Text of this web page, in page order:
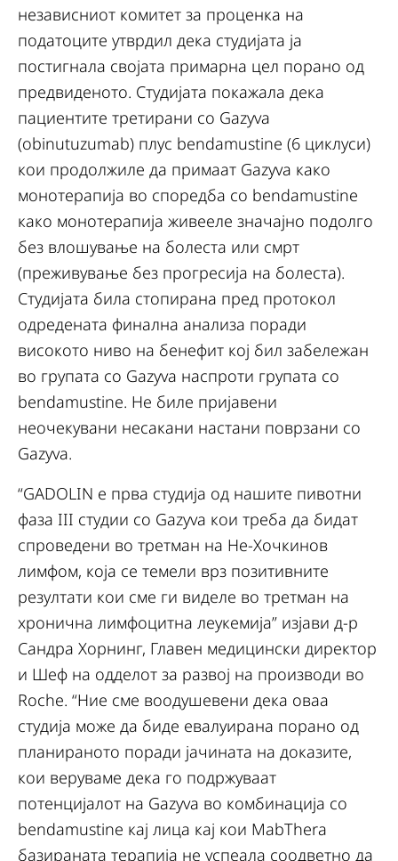
независниот комитет за проценка на
податоците утврдил дека студијата ја
постигнала својата примарна цел порано од
предвиденото. Студијата покажала дека
пациентите третирани со Gazyva
(obinutuzumab) плус bendamustine (6 циклуси)
кои продолжиле да примаат Gazyva како
монотерапија во споредба со bendamustine
како монотерапија живееле значајно подолго
без влошување на болеста или смрт
(преживување без прогресија на болеста).
Студијата била стопирана пред протокол
одредената финална анализа поради
високото ниво на бенефит кој бил забележан
во групата со Gazyva наспроти групата со
bendamustine. Не биле пријавени
неочекувани несакани настани поврзани со
Gazyva.
“GADOLIN е прва студија од нашите пивотни
фаза III студии со Gazyva кои треба да бидат
спроведени во третман на Не-Хочкинов
лимфом, која се темели врз позитивните
резултати кои сме ги виделе во третман на
хронична лимфоцитна леукемија” изјави д-р
Сандра Хорнинг, Главен медицински директор
и Шеф на одделот за развој на производи во
Roche. “Ние сме воодушевени дека оваа
студија може да биде евалуирана порано од
планираното поради јачината на доказите,
кои веруваме дека го подржуваат
потенцијалот на Gazyva во комбинација со
bendamustine кај лица кај кои MabThera
базираната терапија не успеала соодветно да